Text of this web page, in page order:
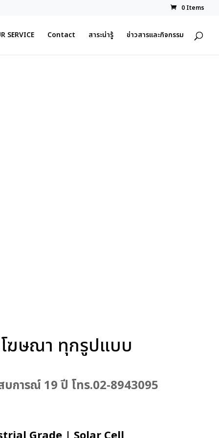
0 Items
SERVICE Contact สาระน่ารู้ ข่าวสารและกิจกรรม
ฆษณา ทุกรูปแบบ
การณ์ 19 ปี โทร.02-8943095